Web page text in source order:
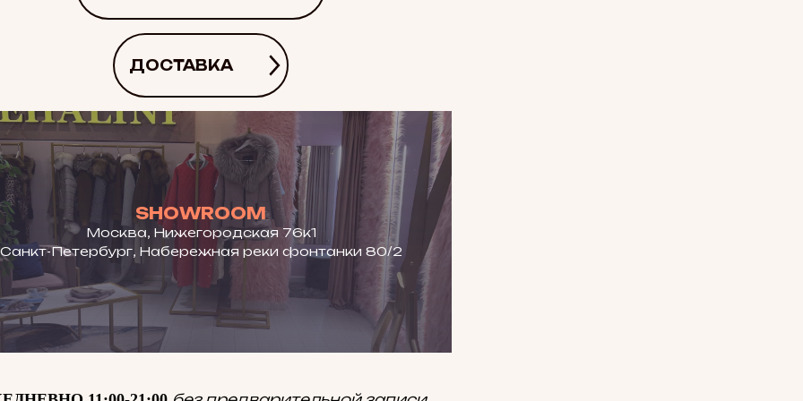
ДОСТАВКА
SHOWROOM
Москва, Нижегородская 76к1
Санкт-Петербург, Набережная реки фонтанки 80/2